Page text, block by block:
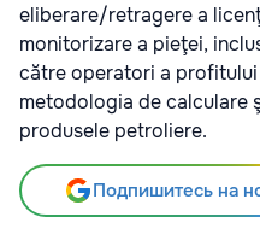
eliberare/retragere a
monitorizare a pieţei,
către operatori a profitului
metodologia de calculare
produsele petroliere.
Подпишитесь на